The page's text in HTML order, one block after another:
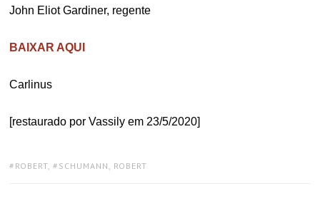
John Eliot Gardiner, regente
BAIXAR AQUI
Carlinus
[restaurado por Vassily em 23/5/2020]
TAGS:
ROBERT, SCHUMANN, ROBERT